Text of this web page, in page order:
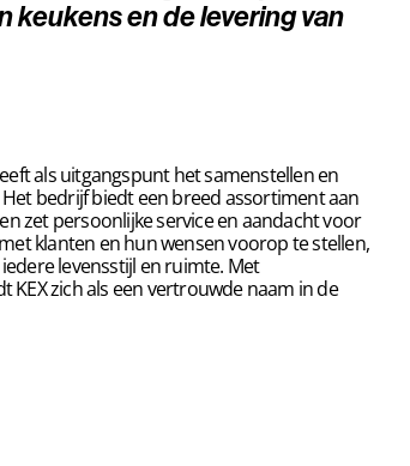
keukensen delevering van
als uitgangspunt het samenstellen en
bedrijf biedt een breed assortiment aan
zet persoonlijke service en aandacht voor
klanten en hun wensen voorop te stellen,
levensstijl en ruimte. Met
zich als een vertrouwde naam in de